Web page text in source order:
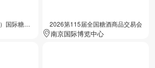
2026第20届中国（山东）国际糖酒食品交易会 2026第115届全国糖酒商品交易会
南京国际博览中心